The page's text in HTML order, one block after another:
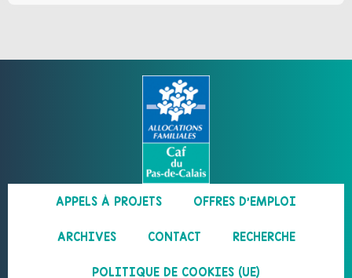
APPELS À PROJETS OFFRES D’EMPLOI
ARCHIVES CONTACT RECHERCHE
POLITIQUE DE COOKIES (UE)